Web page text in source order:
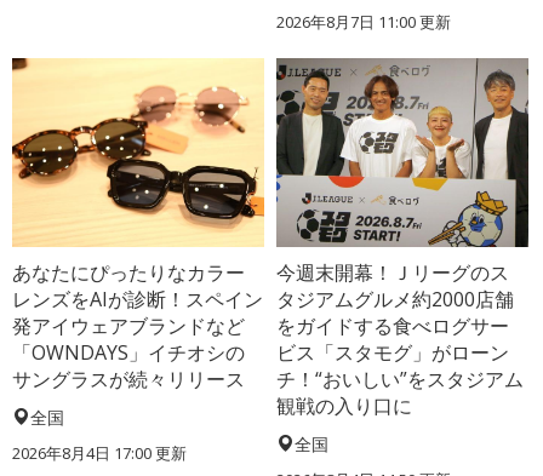
2026年8月7日 11:00更新
あなたにぴったりなカラー
レンズをAIが診断！スペイン
発アイウェアブランドなど
「OWNDAYS」イチオシの
サングラスが続々リリース
全国
2026年8月4日 17:00更新
今週末開幕！Ｊリーグのス
タジアムグルメ約2000店舗
をガイドする食べログサー
ビス「スタモグ」がローン
チ！“おいしい”をスタジアム
観戦の入り口に
全国